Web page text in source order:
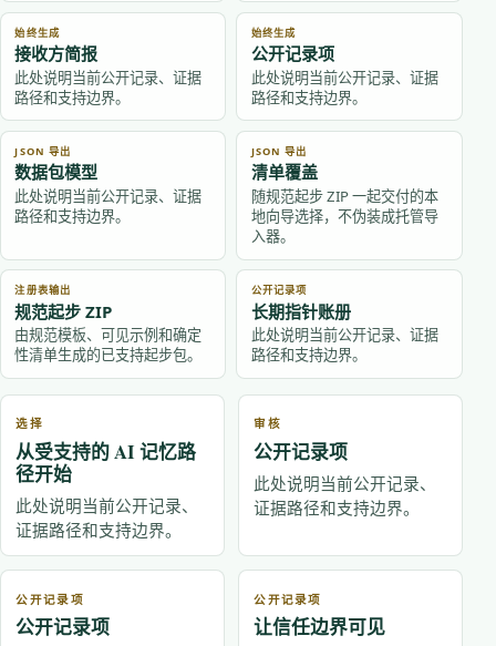
始终生成
接收方简报
此处说明当前公开记录、证据
路径和支持边界。
始终生成
公开记录项
此处说明当前公开记录、证据
路径和支持边界。
JSON 导出
数据包模型
此处说明当前公开记录、证据
路径和支持边界。
JSON 导出
清单覆盖
随规范起步 ZIP 一起交付的本
地向导选择，不伪装成托管导
入器。
注册表输出
规范起步 ZIP
由规范模板、可见示例和确定
性清单生成的已支持起步包。
公开记录项
长期指针账册
此处说明当前公开记录、证据
路径和支持边界。
选择
从受支持的 AI 记忆路
径开始
此处说明当前公开记录、
证据路径和支持边界。
审核
公开记录项
此处说明当前公开记录、
证据路径和支持边界。
公开记录项
公开记录项
公开记录项
让信任边界可见